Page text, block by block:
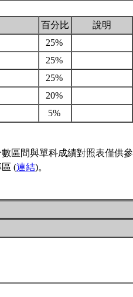
百分比
說明
25%
25%
25%
20%
5%
區間與單科成績對照表僅供參
(連結)。